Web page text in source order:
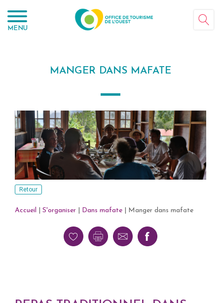
MENU
MANGER DANS MAFATE
Retour
Accueil S'organiser Dans mafate Manger dans mafate